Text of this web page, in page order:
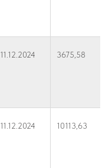
11.12.2024 3675,58
11.12.2024 10113,63